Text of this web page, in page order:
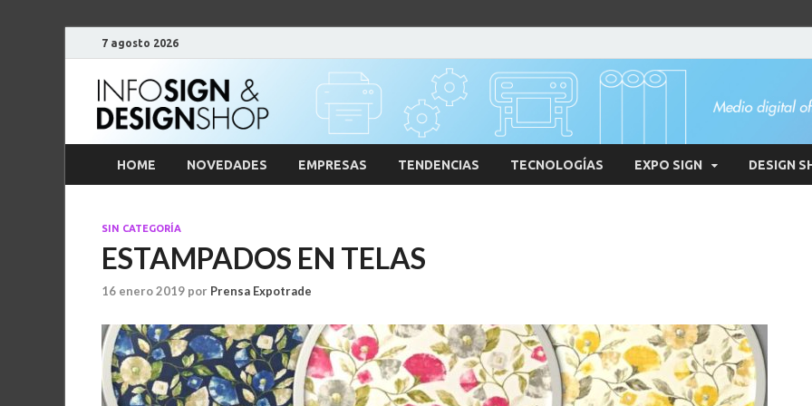
7 agosto 2026
HOME NOVEDADES EMPRESAS TENDENCIAS TECNOLOGÍAS EXPO SIGN DESIGN
SIN CATEGORÍA
ESTAMPADOS EN TELAS
16 enero 2019 por Prensa Expotrade